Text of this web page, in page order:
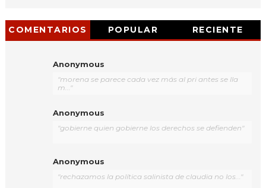
COMENTARIOS POPULAR RECIENTE
Anonymous
"morena se parece cada vez más al pri antes se lla
m..."
Anonymous
"gobierne quien gobierne los derechos se defienden"
Anonymous
"rechazamos la política salinista de claudia no los..."